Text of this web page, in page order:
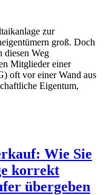
zur
groß. Doch
diesen Weg
Mitglieder einer
oft vor einer Wand aus
Eigentum,
Wie Sie
korrekt
übergeben